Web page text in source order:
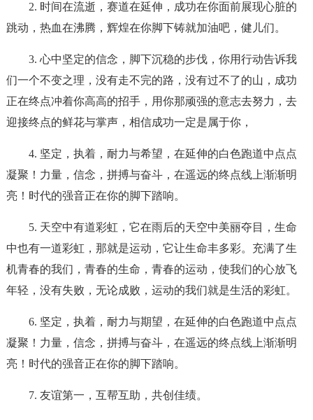
2. 时间在流逝，赛道在延伸，成功在你面前展现心脏的
跳动，热血在沸腾，辉煌在你脚下铸就加油吧，健儿们。
3. 心中坚定的信念，脚下沉稳的步伐，你用行动告诉我
们一个不变之理，没有走不完的路，没有过不了的山，成功
正在终点冲着你高高的招手，用你那顽强的意志去努力，去
迎接终点的鲜花与掌声，相信成功一定是属于你，
4. 坚定，执着，耐力与希望，在延伸的白色跑道中点点
凝聚！力量，信念，拼搏与奋斗，在遥远的终点线上渐渐明
亮！时代的强音正在你的脚下踏响。
5. 天空中有道彩虹，它在雨后的天空中美丽夺目，生命
中也有一道彩虹，那就是运动，它让生命丰多彩。充满了生
机青春的我们，青春的生命，青春的运动，使我们的心放飞
年轻，没有失败，无论成败，运动的我们就是生活的彩虹。
6. 坚定，执着，耐力与期望，在延伸的白色跑道中点点
凝聚！力量，信念，拼搏与奋斗，在遥远的终点线上渐渐明
亮！时代的强音正在你的脚下踏响。
7. 友谊第一，互帮互助，共创佳绩。